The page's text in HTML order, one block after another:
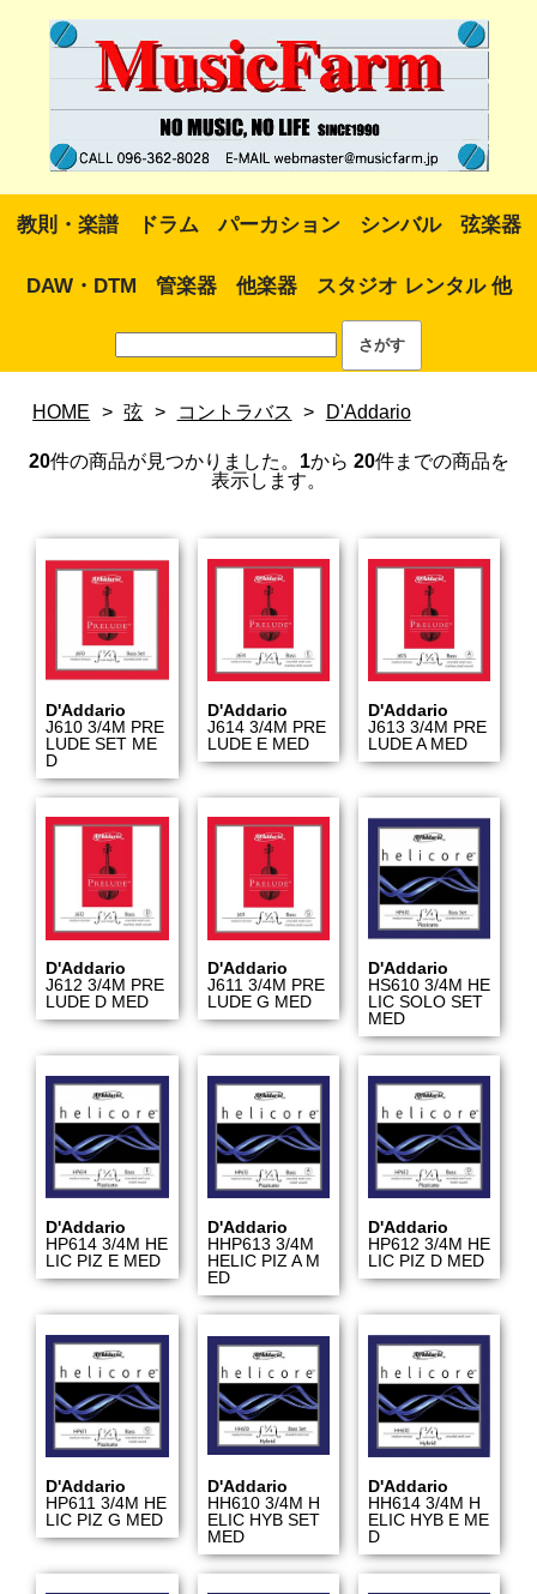
教則・楽譜 ドラム パーカション シンバル 弦楽器
DAW・DTM 管楽器 他楽器 スタジオ レンタル 他
HOME > 弦 > コントラバス > D'Addario
20件の商品が見つかりました。 1から 20件までの商品を
表示します。
D'Addario
J610 3/4M PRE
LUDE SET ME
D
D'Addario
J614 3/4M PRE
LUDE E MED
D'Addario
J613 3/4M PRE
LUDE A MED
D'Addario
J612 3/4M PRE
LUDE D MED
D'Addario
J611 3/4M PRE
LUDE G MED
D'Addario
HS610 3/4M HE
LIC SOLO SET
MED
D'Addario
HP614 3/4M HE
LIC PIZ E MED
D'Addario
HHP613 3/4M
HELIC PIZ A M
ED
D'Addario
HP612 3/4M HE
LIC PIZ D MED
D'Addario
HP611 3/4M HE
LIC PIZ G MED
D'Addario
HH610 3/4M H
ELIC HYB SET
MED
D'Addario
HH614 3/4M H
ELIC HYB E ME
D